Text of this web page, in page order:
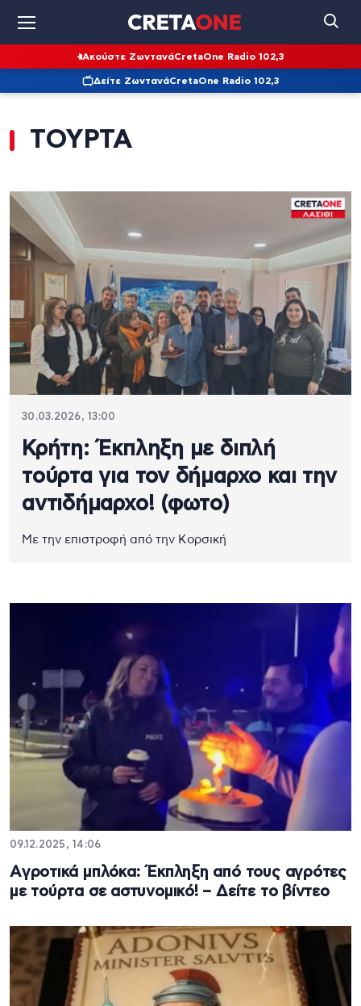
Ακούστε ΖωντανάCretaOne Radio 102,3
Δείτε ΖωντανάCretaOne Radio 102,3
ΤΟΥΡΤΑ
30.03.2026, 13:00
Κρήτη: Έκπληξη με διπλή
τούρτα για τον δήμαρχο και την
αντιδήμαρχο! (φωτο)
Με την επιστροφή από την Κορσική
09.12.2025, 14:06
Aγροτικά μπλόκα: Έκπληξη από τους αγρότες
με τούρτα σε αστυνομικό! – Δείτε το βίντεο